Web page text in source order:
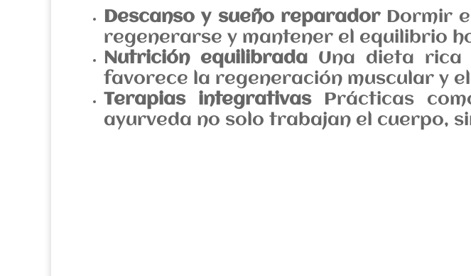
Descanso y sueño reparadorDormir
regenerarse y mantener el equilibrio
Nutrición equilibradaUna dieta rica
favorece la regeneración muscular y
Terapias integrativasPrácticas
ayurveda no solo trabajan el cuerpo,